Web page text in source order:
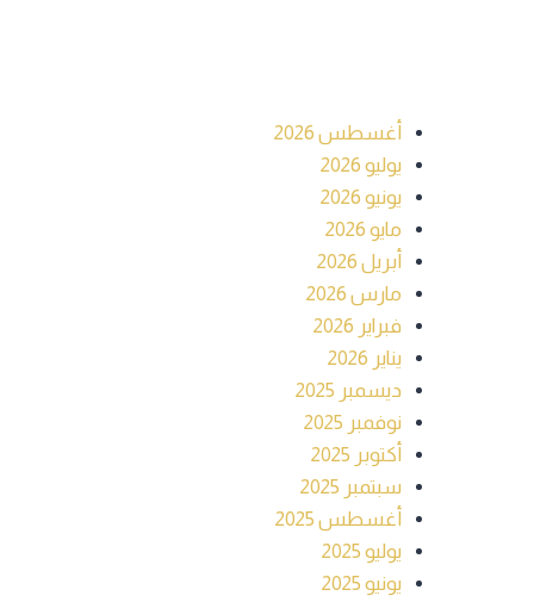
أغسطس 2026
يوليو 2026
يونيو 2026
مايو 2026
أبريل 2026
مارس 2026
فبراير 2026
يناير 2026
ديسمبر 2025
نوفمبر 2025
أكتوبر 2025
سبتمبر 2025
أغسطس 2025
يوليو 2025
يونيو 2025